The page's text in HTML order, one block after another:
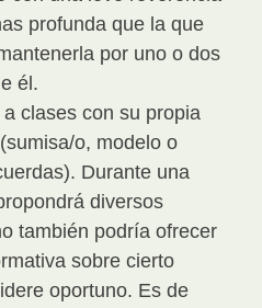
profunda que la que
por uno o dos
él.
clases con su propia
o, modelo o
Durante una
diversos
también podría ofrecer
sobre cierto
oportuno. Es de